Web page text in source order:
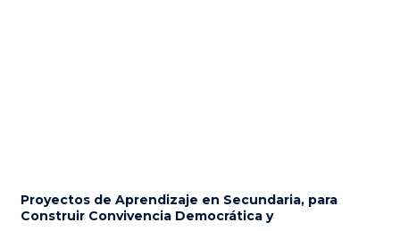
Proyectos de Aprendizaje en Secundaria, para
Construir Convivencia Democrática y